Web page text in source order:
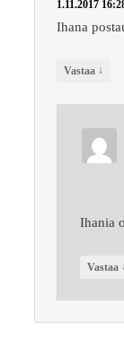
1.11.2017
Ihana
Vastaa ↓
Ihania
Vastaa